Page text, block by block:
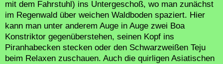
mit dem Fahrstuhl) ins Untergeschoß, wo man zunächst
im Regenwald über weichen Waldboden spaziert. Hier
kann man unter anderem Auge in Auge zwei Boa
Konstriktor gegenüberstehen, seinen Kopf ins
Piranhabecken stecken oder den Schwarzweißen Teju
beim Relaxen zuschauen. Auch die quirligen Asiatischen